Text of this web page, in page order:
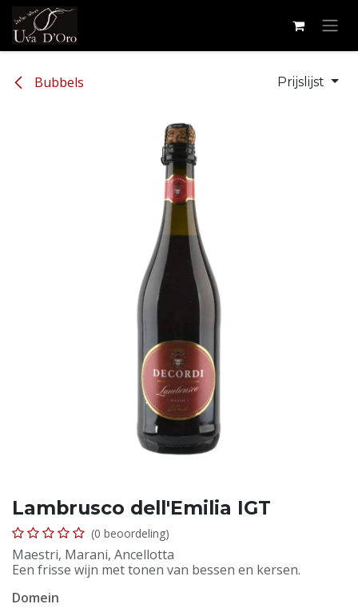
Overslaan naar inhoud
Bubbels Prijslijst
Lambrusco dell'Emilia IGT
(0 beoordeling)
Maestri, Marani, Ancellotta
Een frisse wijn met tonen van bessen en kersen.
Domein